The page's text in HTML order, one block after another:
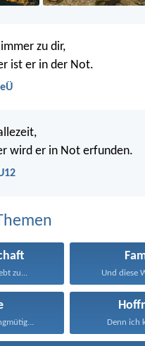
zu dir,
ist er in der Not.
wird er in Not erfunden.
zu... Und diese
Denn ich